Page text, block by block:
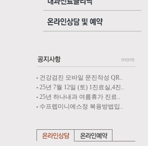
건강검진 모바일 문진작성 QR..
25년 7월 12일 (토) 1진료실,4진..
25년 하나내과 여름휴가 진료..
수프렙미니에스정 복용방법입..